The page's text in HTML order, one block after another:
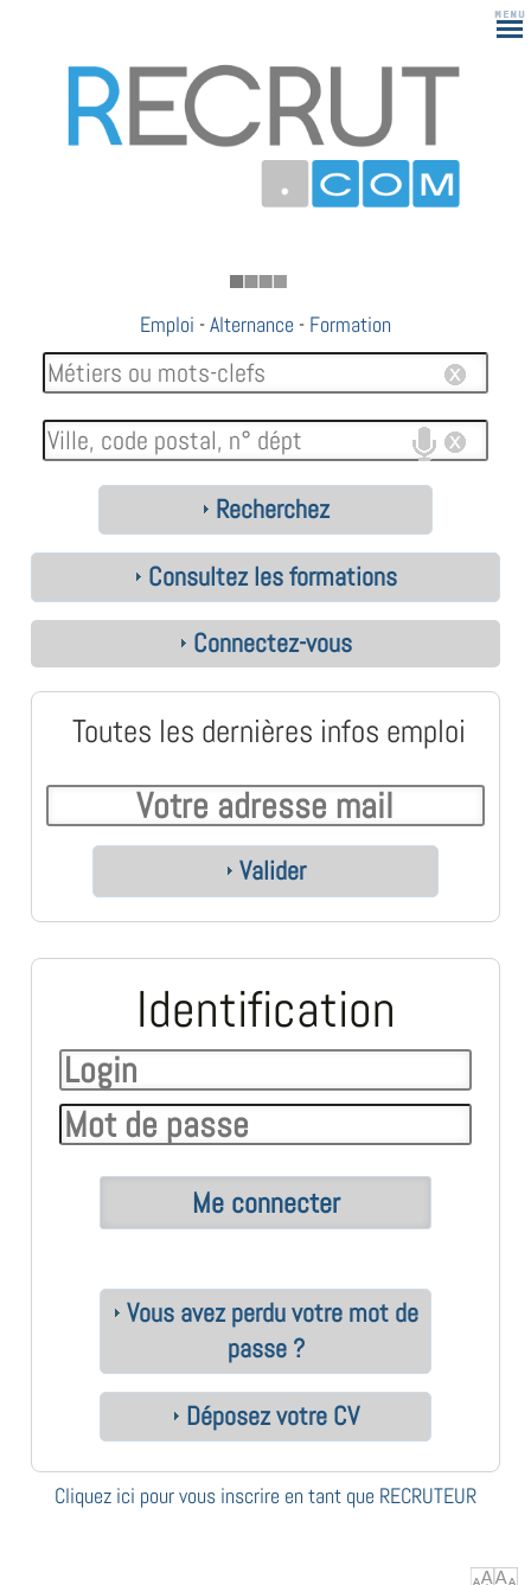
183
Emploi -Alternance - Formation
Recherchez
Consultez les formations
Connectez-vous
Toutes les dernières infos emploi
Valider
Identification
Vous avez perdu votre mot de
passe ?
Déposez votre CV
Cliquez ici pour vous inscrire en tant que RECRUTEUR